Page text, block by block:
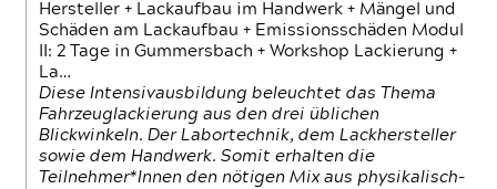
Hersteller + Lackaufbau im Handwerk + Mängel und
Schäden am Lackaufbau + Emissionsschäden Modul
II: 2 Tage in Gummersbach + Workshop Lackierung +
La…
Diese Intensivausbildung beleuchtet das Thema
Fahrzeuglackierung aus den drei üblichen
Blickwinkeln. Der Labortechnik, dem Lackhersteller
sowie dem Handwerk. Somit erhalten die
Teilnehmer*Innen den nötigen Mix aus physikalisch-